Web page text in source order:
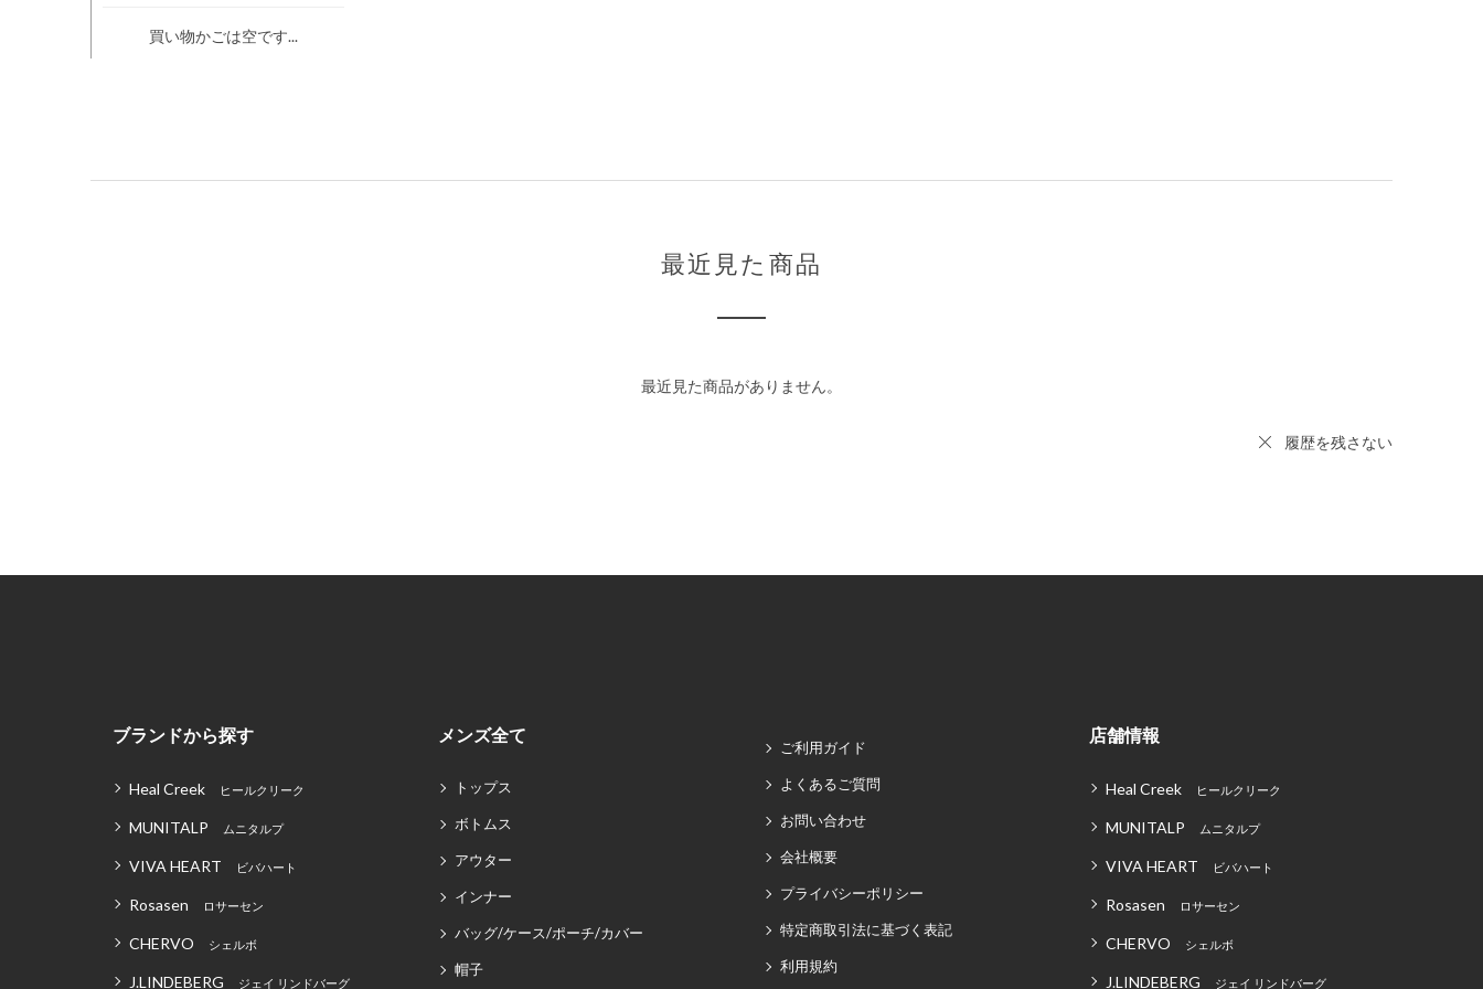
買い物かごは空です...
最近見た商品
最近見た商品がありません。
履歴を残さない
ブランドから探す
Heal Creek ヒールクリーク
MUNITALP ムニタルプ
VIVA HEART ビバハート
Rosasen ロサーセン
CHERVO シェルボ
J.LINDEBERG ジェイ リンドバーグ
メンズ全て
トップス
ボトムス
アウター
インナー
バッグ/ケース/ポーチ/カバー
帽子
ご利用ガイド
よくあるご質問
お問い合わせ
会社概要
プライバシーポリシー
特定商取引法に基づく表記
利用規約
店舗情報
Heal Creek ヒールクリーク
MUNITALP ムニタルプ
VIVA HEART ビバハート
Rosasen ロサーセン
CHERVO シェルボ
J.LINDEBERG ジェイ リンドバーグ